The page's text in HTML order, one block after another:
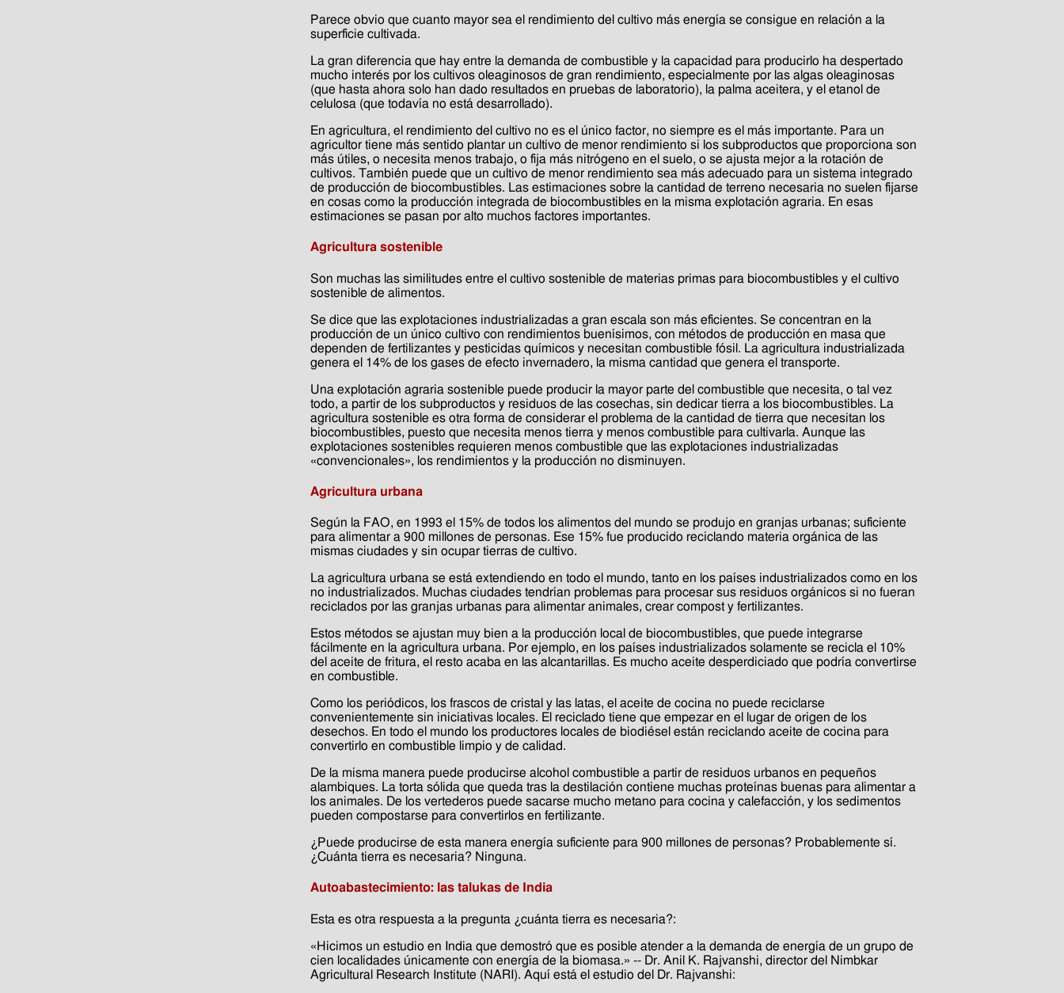
Parece obvio que cuanto mayor sea el rendimiento del cultivo más energía se consigue en relación a la
superficie cultivada.
La gran diferencia que hay entre la demanda de combustible y la capacidad para producirlo ha despertado
mucho interés por los cultivos oleaginosos de gran rendimiento, especialmente por las algas oleaginosas
(que hasta ahora solo han dado resultados en pruebas de laboratorio), la palma aceitera, y el etanol de
celulosa (que todavía no está desarrollado).
En agricultura, el rendimiento del cultivo no es el único factor, no siempre es el más importante. Para un
agricultor tiene más sentido plantar un cultivo de menor rendimiento si los subproductos que proporciona son
más útiles, o necesita menos trabajo, o fija más nitrógeno en el suelo, o se ajusta mejor a la rotación de
cultivos. También puede que un cultivo de menor rendimiento sea más adecuado para un sistema integrado
de producción de biocombustibles. Las estimaciones sobre la cantidad de terreno necesaria no suelen fijarse
en cosas como la producción integrada de biocombustibles en la misma explotación agraria. En esas
estimaciones se pasan por alto muchos factores importantes.
Agricultura sostenible
Son muchas las similitudes entre el cultivo sostenible de materias primas para biocombustibles y el cultivo
sostenible de alimentos.
Se dice que las explotaciones industrializadas a gran escala son más eficientes. Se concentran en la
producción de un único cultivo con rendimientos buenísimos, con métodos de producción en masa que
dependen de fertilizantes y pesticidas químicos y necesitan combustible fósil. La agricultura industrializada
genera el 14% de los gases de efecto invernadero, la misma cantidad que genera el transporte.
Una explotación agraria sostenible puede producir la mayor parte del combustible que necesita, o tal vez
todo, a partir de los subproductos y residuos de las cosechas, sin dedicar tierra a los biocombustibles. La
agricultura sostenible es otra forma de considerar el problema de la cantidad de tierra que necesitan los
biocombustibles, puesto que necesita menos tierra y menos combustible para cultivarla. Aunque las
explotaciones sostenibles requieren menos combustible que las explotaciones industrializadas
«convencionales», los rendimientos y la producción no disminuyen.
Agricultura urbana
Según la FAO, en 1993 el 15% de todos los alimentos del mundo se produjo en granjas urbanas; suficiente
para alimentar a 900 millones de personas. Ese 15% fue producido reciclando materia orgánica de las
mismas ciudades y sin ocupar tierras de cultivo.
La agricultura urbana se está extendiendo en todo el mundo, tanto en los países industrializados como en los
no industrializados. Muchas ciudades tendrían problemas para procesar sus residuos orgánicos si no fueran
reciclados por las granjas urbanas para alimentar animales, crear compost y fertilizantes.
Estos métodos se ajustan muy bien a la producción local de biocombustibles, que puede integrarse
fácilmente en la agricultura urbana. Por ejemplo, en los países industrializados solamente se recicla el 10%
del aceite de fritura, el resto acaba en las alcantarillas. Es mucho aceite desperdiciado que podría convertirse
en combustible.
Como los periódicos, los frascos de cristal y las latas, el aceite de cocina no puede reciclarse
convenientemente sin iniciativas locales. El reciclado tiene que empezar en el lugar de origen de los
desechos. En todo el mundo los productores locales de biodiésel están reciclando aceite de cocina para
convertirlo en combustible limpio y de calidad.
De la misma manera puede producirse alcohol combustible a partir de residuos urbanos en pequeños
alambiques. La torta sólida que queda tras la destilación contiene muchas proteínas buenas para alimentar a
los animales. De los vertederos puede sacarse mucho metano para cocina y calefacción, y los sedimentos
pueden compostarse para convertirlos en fertilizante.
¿Puede producirse de esta manera energía suficiente para 900 millones de personas? Probablemente sí.
¿Cuánta tierra es necesaria? Ninguna.
Autoabastecimiento: las talukas de India
Esta es otra respuesta a la pregunta ¿cuánta tierra es necesaria?:
«Hicimos un estudio en India que demostró que es posible atender a la demanda de energía de un grupo de
cien localidades únicamente con energía de la biomasa.» -- Dr. Anil K. Rajvanshi, director del Nimbkar
Agricultural Research Institute (NARI). Aquí está el estudio del Dr. Rajvanshi: